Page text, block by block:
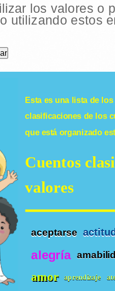
los valores o
utilizando estos
Esta es una lista de
clasificaciones de los
que está organizado
Cuentos
valores
aceptarse
alegría
amor aprendizaje